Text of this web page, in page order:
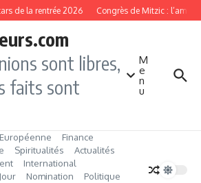
de la rentrée 2026 Congrès de Mitzic :
sont libres,
faits sont
M
e
n
u
Finance
Spiritualités
Actualités
International
Nomination
Politique